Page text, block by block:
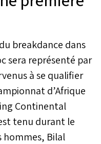
breakdance dans
sera représenté par
à se qualifier
d’Afrique
Continental
tenu durant le
hommes, Bilal